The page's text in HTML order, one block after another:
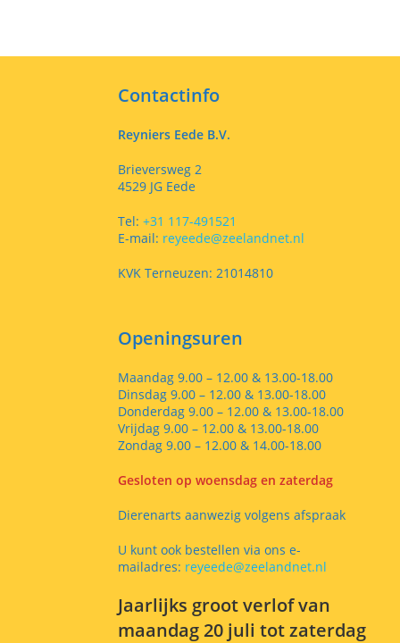
Contactinfo
Reyniers Eede B.V.
Brieversweg 2
4529 JG Eede
Tel: +31 117-491521
E-mail: reyeede@zeelandnet.nl
KVK Terneuzen: 21014810
Openingsuren
Maandag 9.00 – 12.00 & 13.00-18.00
Dinsdag 9.00 – 12.00 & 13.00-18.00
Donderdag 9.00 – 12.00 & 13.00-18.00
Vrijdag 9.00 – 12.00 & 13.00-18.00
Zondag 9.00 – 12.00 & 14.00-18.00
Gesloten op woensdag en zaterdag
Dierenarts aanwezig volgens afspraak
U kunt ook bestellen via ons e-
mailadres: reyeede@zeelandnet.nl
Jaarlijks groot verlof van
maandag 20 juli tot zaterdag